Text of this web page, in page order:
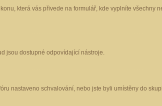
která vás přivede na formulář, kde vyplníte všechny
jsou dostupné odpovídající nástroje.
nastaveno schvalování, nebo jste byli umístěny do